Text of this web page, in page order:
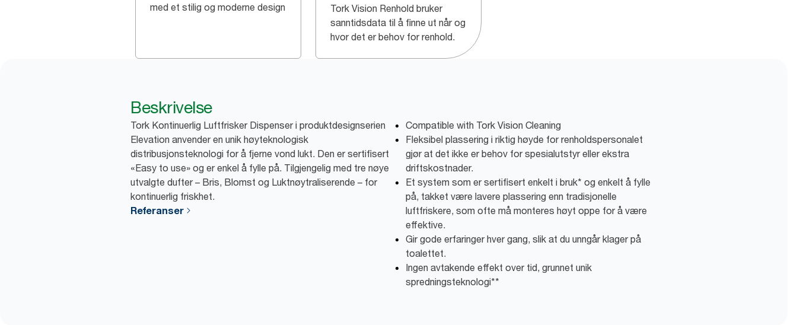
med et stilig og moderne design
Tork Vision Renhold bruker
sanntidsdata til å finne ut når og
hvor det er behov for renhold.
Beskrivelse
Tork Kontinuerlig Luftfrisker Dispenser i produktdesignserien
Elevation anvender en unik høyteknologisk
distribusjonsteknologi for å fjerne vond lukt. Den er sertifisert
«Easy to use» og er enkel å fylle på. Tilgjengelig med tre nøye
utvalgte dufter – Bris, Blomst og Luktnøytraliserende – for
kontinuerlig friskhet.
Referanser
Compatible with Tork Vision Cleaning
Fleksibel plassering i riktig høyde for renholdspersonalet
gjør at det ikke er behov for spesialutstyr eller ekstra
driftskostnader.
Et system som er sertifisert enkelt i bruk* og enkelt å fylle
på, takket være lavere plassering enn tradisjonelle
luftfriskere, som ofte må monteres høyt oppe for å være
effektive.
Gir gode erfaringer hver gang, slik at du unngår klager på
toalettet.
Ingen avtakende effekt over tid, grunnet unik
spredningsteknologi**